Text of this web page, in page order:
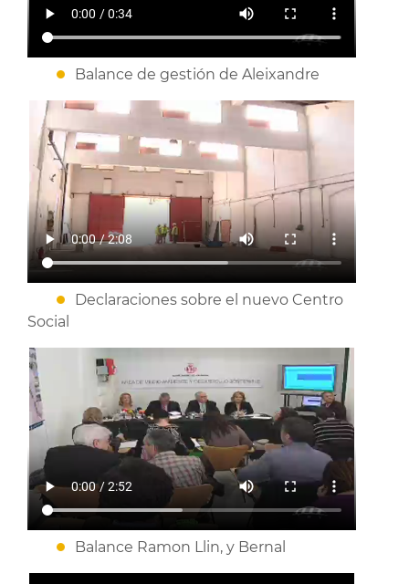
Balance de gestión de Aleixandre
Declaraciones sobre el nuevo Centro
Social
Balance Ramon Llin, y Bernal